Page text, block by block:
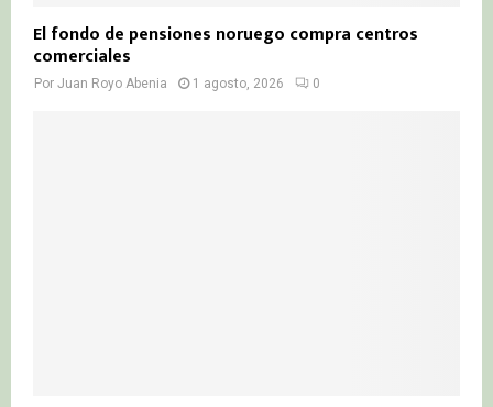
El fondo de pensiones noruego compra centros
comerciales
Por Juan Royo Abenia 1 agosto, 2026 0